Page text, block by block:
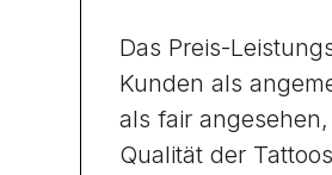
Das Preis-
Kunden als
als fair
Qualität der